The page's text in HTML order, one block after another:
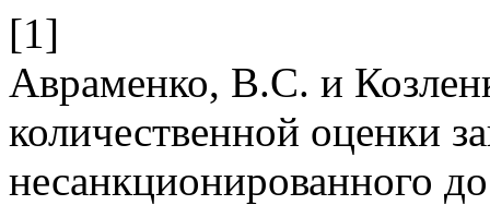
[1]
Авраменко, В.С. и
количественной оценки
несанкционированного